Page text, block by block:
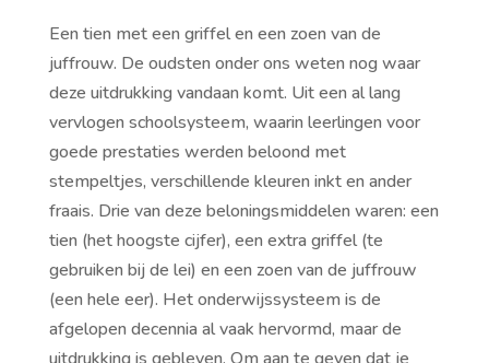
Een tien met een griffel en een zoen van de
juffrouw. De oudsten onder ons weten nog waar
deze uitdrukking vandaan komt. Uit een al lang
vervlogen schoolsysteem, waarin leerlingen voor
goede prestaties werden beloond met
stempeltjes, verschillende kleuren inkt en ander
fraais. Drie van deze beloningsmiddelen waren: een
tien (het hoogste cijfer), een extra griffel (te
gebruiken bij de lei) en een zoen van de juffrouw
(een hele eer). Het onderwijssysteem is de
afgelopen decennia al vaak hervormd, maar de